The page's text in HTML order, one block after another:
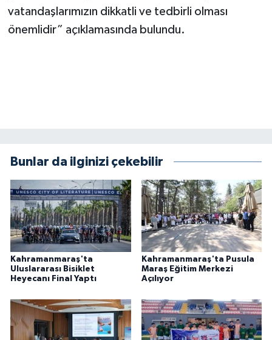
vatandaşlarımızın dikkatli ve tedbirli olması
önemlidir” açıklamasında bulundu.
Bunlar da ilginizi çekebilir
Kahramanmaraş'ta
Uluslararası Bisiklet
Heyecanı Final Yaptı
Kahramanmaraş'ta Pusula
Maraş Eğitim Merkezi
Açılıyor
TANITIM